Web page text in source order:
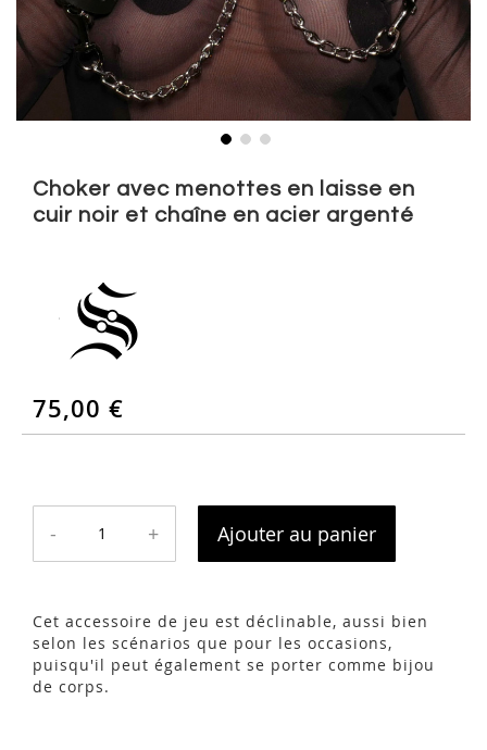
the
beginning
gallery
Choker avec menottes en laisse en
cuir noir et chaîne en acier argenté
75,00 €
- + Ajouter au panier
Cet accessoire de jeu est déclinable, aussi bien
selon les scénarios que pour les occasions,
puisqu'il peut également se porter comme bijou
de corps.